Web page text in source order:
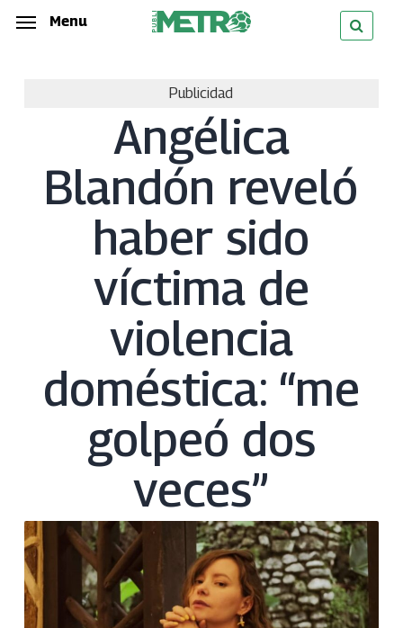
Skip
Menu
Publicidad
Angélica
Blandón reveló
haber sido
víctima de
violencia
doméstica: “me
golpeó dos
veces”
Menu